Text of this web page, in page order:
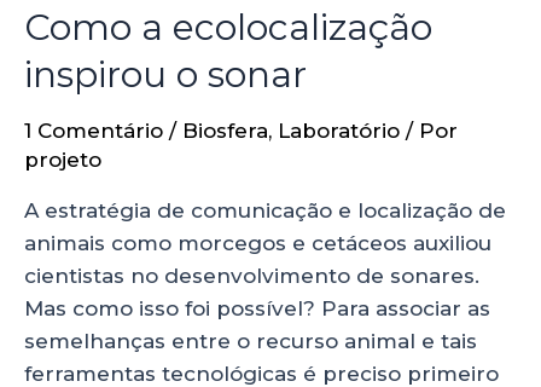
Como a ecolocalização
inspirou o sonar
1 Comentário / Biosfera, Laboratório / Por
projeto
A estratégia de comunicação e localização de
animais como morcegos e cetáceos auxiliou
cientistas no desenvolvimento de sonares.
Mas como isso foi possível? Para associar as
semelhanças entre o recurso animal e tais
ferramentas tecnológicas é preciso primeiro